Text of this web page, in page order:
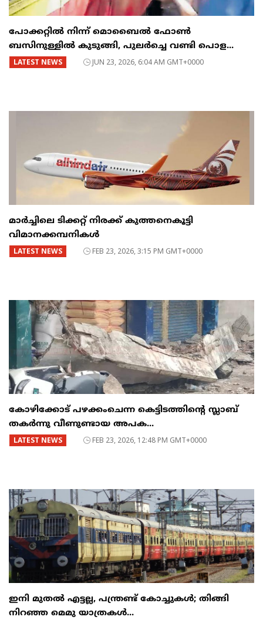
പോക്കറ്റിൽ നിന്ന് മൊബൈൽ ഫോൺ
ബസിനുള്ളിൽ കുടുങ്ങി, പുലർച്ചെ വണ്ടി പൊള...
LATEST NEWS JUN 23, 2026, 6:04 AM GMT+0000
മാർച്ചിലെ ടിക്കറ്റ് നിരക്ക് കുത്തനെകൂട്ടി
വിമാനക്കമ്പനികൾ
LATEST NEWS FEB 23, 2026, 3:15 PM GMT+0000
കോഴിക്കോട് പഴക്കംചെന്ന കെട്ടിടത്തിന്റെ സ്ലാബ്
തകർന്നു വീണുണ്ടായ അപക...
LATEST NEWS FEB 23, 2026, 12:48 PM GMT+0000
ഇനി മുതൽ എട്ടല്ല, പന്ത്രണ്ട് കോച്ചുകള്‍; തിങ്ങി
നിറഞ്ഞ മെമു യാത്രകൾ...